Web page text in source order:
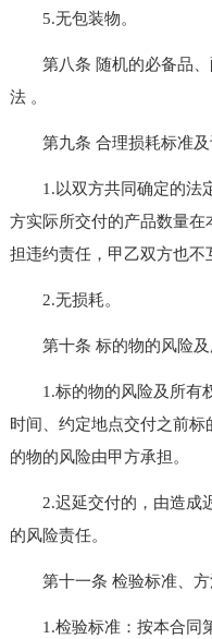
5.无包装物。
第八条 随机的必备品、
法 。
第九条 合理损耗标准及
1.以双方共同确定的法定
方实际所交付的产品数量
担违约责任，甲乙双方也不
2.无损耗。
第十条 标的物的风险及
1.标的物的风险及所有权
时间、约定地点交付之前
的物的风险由甲方承担。
2.迟延交付的，由造成迟
的风险责任。
第十一条 检验标准、方
1.检验标准：按本合同第